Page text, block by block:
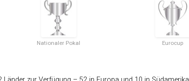
Nationaler Pokal Eurocup